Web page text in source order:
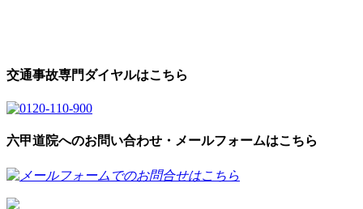
交通事故専門ダイヤルはこちら
六甲道院へのお問い合わせ・メールフォームはこちら